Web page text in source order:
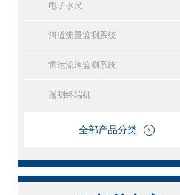
电子水尺
河道流量监测系统
雷达流速监测系统
遥测终端机
全部产品分类